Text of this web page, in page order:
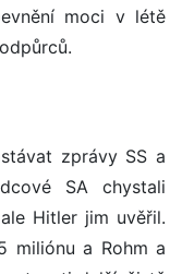
moci v létě
zprávy SS a
SA chystali
Hitler jim uvěřil.
miliónu a Rohm a